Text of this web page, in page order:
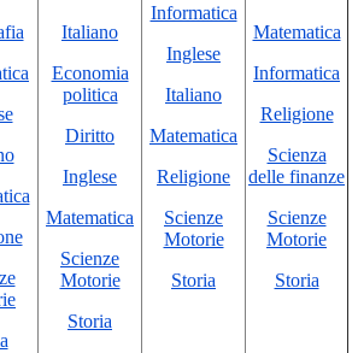
Italiano
Economia
politica
Diritto
Inglese
Matematica
Scienze
Motorie
Storia
Informatica
Inglese
Italiano
Matematica
Religione
Scienze
Motorie
Storia
Matematica
Informatica
Religione
Scienza
delle finanze
Scienze
Motorie
Storia